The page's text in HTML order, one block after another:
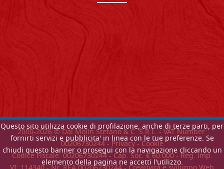
Questo sito utilizza cookie di profilazione, anche di terze parti, per
fornirti servizi e pubblicita' in linea con le tue preferenze. Se
chiudi questo banner o prosegui con la navigazione cliccando un
elemento della pagina ne accetti l'utilizzo.
2000-2026© Dal Molin Stefano & C. S.R.L. - VAT Number:
00206730244 - Privacy-Cookie
Codice Fiscale: 00206730244 - Cap. Soc. € 60.000 - Reg. imp.